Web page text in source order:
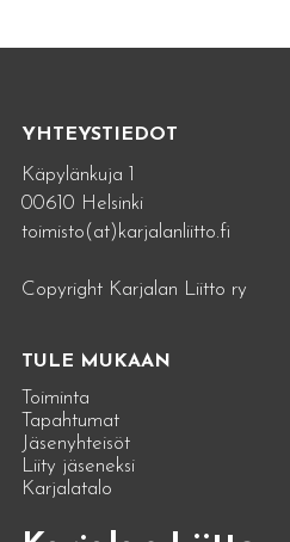
YHTEYSTIEDOT
Käpylänkuja 1
00610 Helsinki
toimisto(at)karjalanliitto.fi
Copyright Karjalan Liitto ry
TULE MUKAAN
Toiminta
Tapahtumat
Jäsenyhteisöt
Liity jäseneksi
Karjalatalo